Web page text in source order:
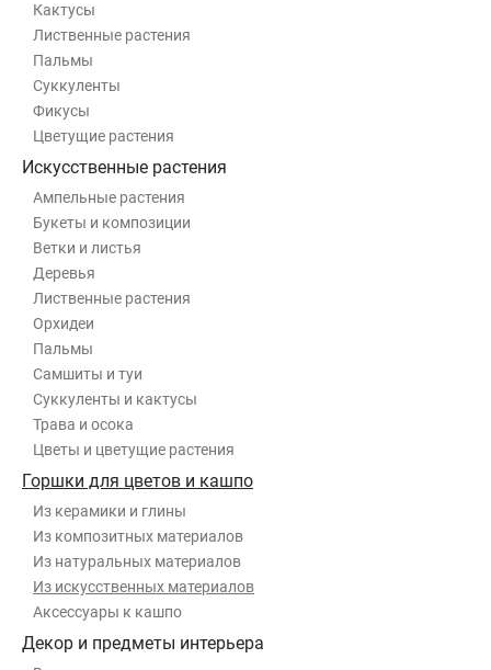
Кактусы
Лиственные растения
Пальмы
Суккуленты
Фикусы
Цветущие растения
Искусственные растения
Ампельные растения
Букеты и композиции
Ветки и листья
Деревья
Лиственные растения
Орхидеи
Пальмы
Самшиты и туи
Суккуленты и кактусы
Трава и осока
Цветы и цветущие растения
Горшки для цветов и кашпо
Из керамики и глины
Из композитных материалов
Из натуральных материалов
Из искусственных материалов
Аксессуары к кашпо
Декор и предметы интерьера